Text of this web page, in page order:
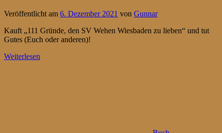
Veröffentlicht am 6. Dezember 2021 von Gunnar
Kauft „111 Gründe, den SV Wehen Wiesbaden zu lieben“ und tut
Gutes (Euch oder anderen)!
Weiterlesen